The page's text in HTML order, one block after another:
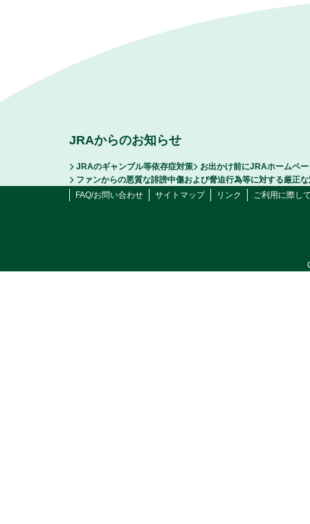
JRAからのお知らせ
JRAのギャンブル等依存症対策
お出かけ前にJRAホームペ
ファンからの悪質な誹謗中傷および脅迫行為等に対する厳正
FAQ/お問い合わせ
サイトマップ リンク ご利用に際し